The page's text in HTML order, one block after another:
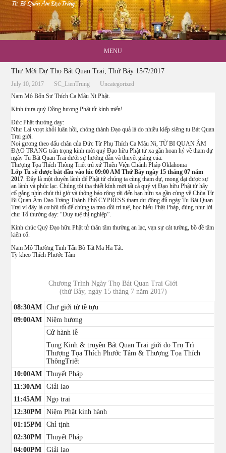
Từ Bi Quán Âm Đạo Tràng
MENU
Thư Mời Dự Thọ Bát Quan Trai, Thứ Bảy 15/7/2017
July 10, 2017 SC_LienTrung
Uncategorized
Nam Mô Bổn Sư Thích Ca Mâu Ni Phật.
Kính thưa quý Đồng hương Phật tử kính mến!
Đức Phật thường dạy:
Như Lai vượt khỏi luân hồi, chóng thành Đạo quả là do nhiều kiếp siêng tu Bát Quan
Trai giới.
Noi gương theo dấu chân của Đức Từ Phụ Thích Ca Mâu Ni, TỪ BI QUAN ÂM
ĐẠO TRÀNG trân trọng kính mời quý Đạo hữu Phật tử xa gần hoan hỷ về tham dự
ngày Tu Bát Quan Trai dưới sự hướng dẫn và thuyết giảng của:
Thượng Tọa Thích Thông Triết trú xứ Thiền Viện Chánh Pháp Oklahoma
Lớp Tu sẽ được bắt đầu vào lúc 09:00 AM Thứ Bảy ngày 15 tháng 07 năm
2017 . Đây là một duyên lành để Phật tử chúng ta cùng tham dự, mong đạt được sự
an lành và phúc lạc. Chúng tôi tha thiết kính mời tất cả quý vị Đạo hữu Phật tử hãy
cố gắng nhín chút thì giờ và thông báo rộng rãi đến bạn hữu xa gần cùng về Chùa Từ
Bi Quan Âm Đạo Tràng Thành Phố CYPRESS tham dự đông đủ ngày Tu Bát Quan
Trai vì đây là cơ hội tốt để chúng ta trao dồi trí tuệ, học hiểu Phật Pháp, đúng như lời
chư Tổ thường dạy: “Duy tuệ thị nghiệp”.
Kính chúc Quý Đạo hữu Phật tử thân tâm thường an lạc, vạn sự cát tường, bồ đề tâm
kiên cố.
Nam Mô Thường Tinh Tấn Bồ Tát Ma Ha Tát.
Tỳ kheo Thích Phước Tâm
Chương Trình Ngày Thọ Bát Quan Trai Giới
(thứ Bảy, ngày 15 tháng 7 năm 2017)
08:30AM
Chư giới tử tề tựu
09:00AM
Niệm hương
Cử hành lễ
Tụng Kinh & truyền Bát Quan Trai giới do Trụ Trì
Thượng Tọa Thích Phước Tâm & Thượng Tọa Thích
ThôngTriết
10:00AM
Thuyết Pháp
11:30AM
Giải lao
11:45AM
Ngọ trai
12:30PM
Niệm Phật kinh hành
01:15PM
Chỉ tịnh
02:30PM
Thuyết Pháp
04:00PM
Giải lao